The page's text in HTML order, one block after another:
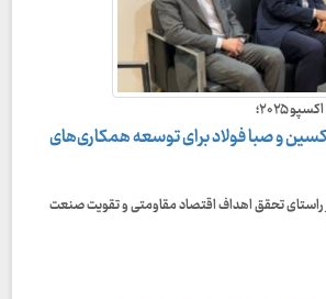
۲۰۲۵؛
و صبا فولاد برای توسعه همکاری‌های
تحقق اهداف اقتصاد مقاومتی و تقویت صنعت